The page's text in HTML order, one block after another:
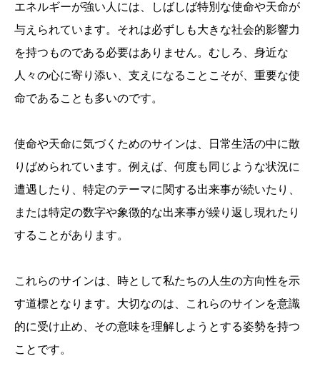
エネルギーが強い人には、しばしば特別な使命や天命が
与えられています。それは必ずしも大きな社会的影響力
を持つものである必要はありません。むしろ、身近な
人々の心に寄り添い、支えになることこそが、重要な使
命であることも多いのです。
使命や天命に気づくためのサインは、日常生活の中に散
りばめられています。例えば、何度も同じような状況に
遭遇したり、特定のテーマに関する出来事が続いたり、
または特定の数字や象徴的な出来事が繰り返し現れたり
することがあります。
これらのサインは、時として私たちの人生の方向性を示
す道標となります。大切なのは、これらのサインを意識
的に受け止め、その意味を理解しようとする姿勢を持つ
ことです。